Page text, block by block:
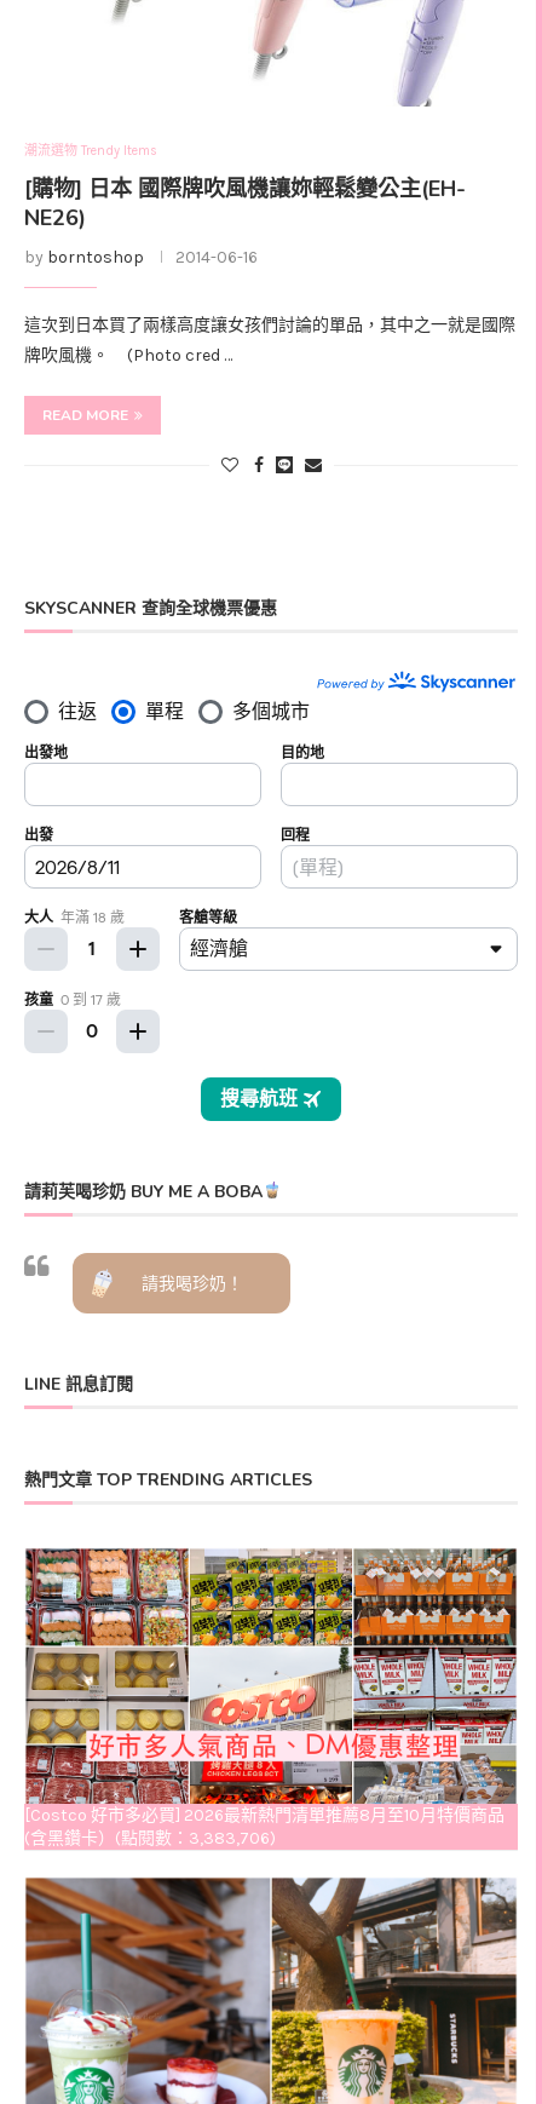
潮流選物 Trendy Items
[購物] 日本 國際牌吹風機讓妳輕鬆變公主(EH-
NE26)
by borntoshop 2014-06-16
這次到日本買了兩樣高度讓女孩們討論的單品，其中之一就是國際
牌吹風機。 (Photo cred …
READ MORE
SKYSCANNER 查詢全球機票優惠
請莉芙喝珍奶 BUY ME A BOBA
請我喝珍奶！
LINE 訊息訂閱
熱門文章 TOP TRENDING ARTICLES
[Costco 好市多必買] 2026最新熱門清單推薦8月至10月特價商品
(含黑鑽卡）(點閱數：3,383,706)